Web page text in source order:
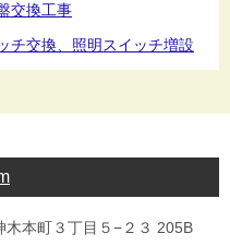
交換工事
チ交換、照明スイッチ増設
本町３丁目５−２３ 205B